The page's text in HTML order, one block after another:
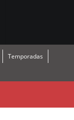
Temporadas